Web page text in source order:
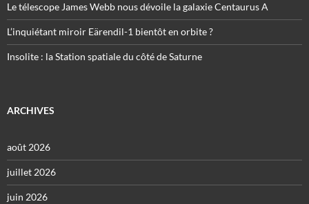
Le télescope James Webb nous dévoile la galaxie Centaurus A
L’inquiétant miroir Eärendil-1 bientôt en orbite ?
Insolite : la Station spatiale du côté de Saturne
ARCHIVES
août 2026
juillet 2026
juin 2026